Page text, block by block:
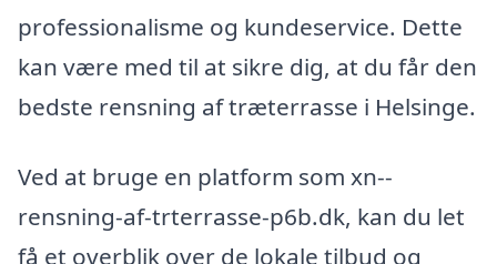
professionalisme og kundeservice. Dette
kan være med til at sikre dig, at du får den
bedste rensning af træterrasse i Helsinge.
Ved at bruge en platform som xn--
rensning-af-trterrasse-p6b.dk, kan du let
få et overblik over de lokale tilbud og